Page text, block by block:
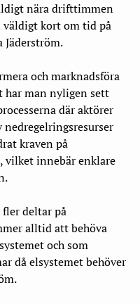
nära drifttimmen
kort om tid på
Jäderström.
och marknadsföra
har man nyligen sett
där aktörer
kraven på
vilket innebär enklare
fler deltar på
alltid att behöva
och som
då elsystemet behöver